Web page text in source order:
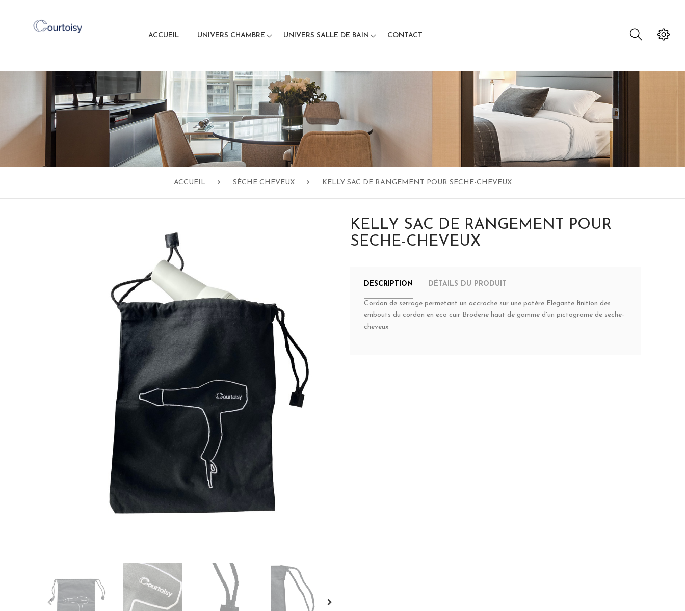
ACCUEIL UNIVERS CHAMBRE UNIVERS SALLE DE BAIN CONTACT
ACCUEIL SÈCHE CHEVEUX KELLY SAC DE RANGEMENT POUR SECHE-CHEVEUX
KELLY SAC DE RANGEMENT POUR
SECHE-CHEVEUX
DESCRIPTION DÉTAILS DU PRODUIT
Cordon de serrage permetant un accroche sur une patère Elegante finition des
embouts du cordon en eco cuir Broderie haut de gamme d'un pictograme de seche-
cheveux